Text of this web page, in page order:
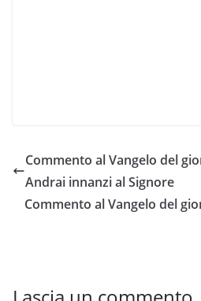
Commento al Vangelo del
Andrai innanzi al Signore
Commento al Vangelo del